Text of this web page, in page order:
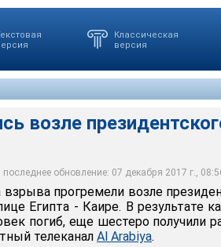
Классическая
версия
возле
обновление: 07 декабря 2017 г.,
дворца в Каире - есть
прогремели возле
Египта - Каире. В результате
погиб, еще шестеро получили
телеканал Al Arabiya.